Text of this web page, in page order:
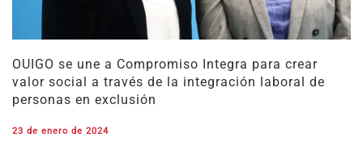
OUIGO se une a Compromiso Integra para crear
valor social a través de la integración laboral de
personas en exclusión
23 de enero de 2024